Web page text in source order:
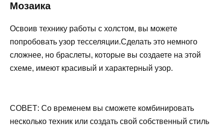
Мозаика
Освоив технику работы с холстом, вы можете
попробовать узор тесселяции.Сделать это немного
сложнее, но браслеты, которые вы создаете на этой
схеме, имеют красивый и характерный узор.
СОВЕТ: Со временем вы сможете комбинировать
несколько техник или создать свой собственный стиль